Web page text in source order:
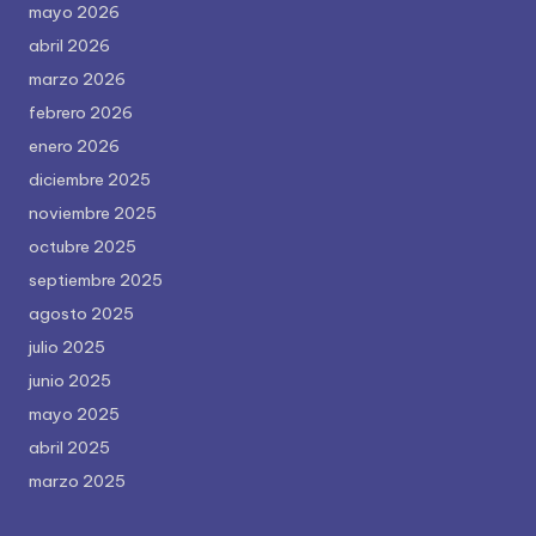
mayo 2026
abril 2026
marzo 2026
febrero 2026
enero 2026
diciembre 2025
noviembre 2025
octubre 2025
septiembre 2025
agosto 2025
julio 2025
junio 2025
mayo 2025
abril 2025
marzo 2025